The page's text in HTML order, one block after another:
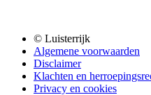
© Luisterrijk
Algemene voorwaarden
Disclaimer
Klachten en
Privacy en cookies